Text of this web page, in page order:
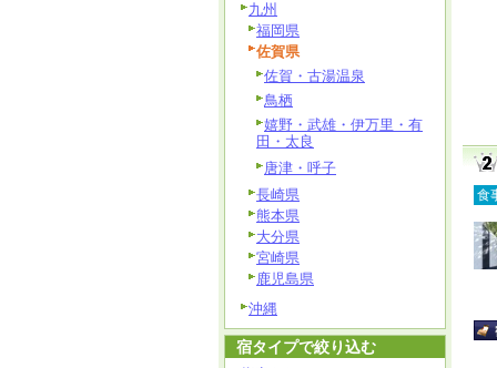
食
九州
福岡県
佐賀県
佐賀・古湯温泉
鳥栖
嬉野・武雄・伊万里・有
田・太良
唐津・呼子
長崎県
熊本県
大分県
宮崎県
鹿児島県
沖縄
宿タイプで絞り込む